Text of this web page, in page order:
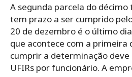
A segunda parcela do
tem prazo a ser cumprido
20 de dezembro é o último
que acontece com a primeira
cumprir a determinação
UFIRs por funcionário. A